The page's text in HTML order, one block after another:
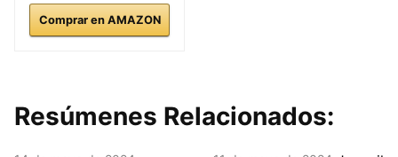
Comprar en AMAZON
Resúmenes Relacionados: